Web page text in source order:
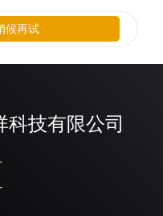
科技有限公司
候再试